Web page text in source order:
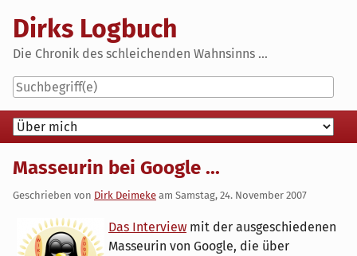
content
Dirks Logbuch
Die Chronik des schleichenden Wahnsinns ...
Navigation
Masseurin bei Google ...
Geschrieben von Dirk Deimeke am Samstag, 24. November 2007
Das Interview mit der ausgeschiedenen
Masseurin von Google, die über